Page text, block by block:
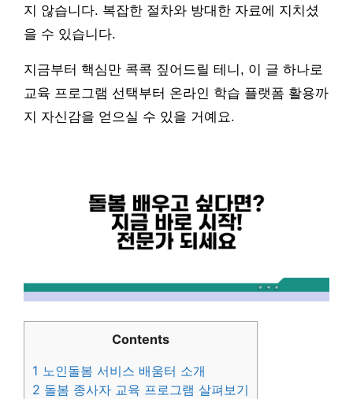
지 않습니다. 복잡한 절차와 방대한 자료에 지치셨
을 수 있습니다.
지금부터 핵심만 콕콕 짚어드릴 테니, 이 글 하나로
교육 프로그램 선택부터 온라인 학습 플랫폼 활용까
지 자신감을 얻으실 수 있을 거예요.
Contents
1 노인돌봄 서비스 배움터 소개
2 돌봄 종사자 교육 프로그램 살펴보기